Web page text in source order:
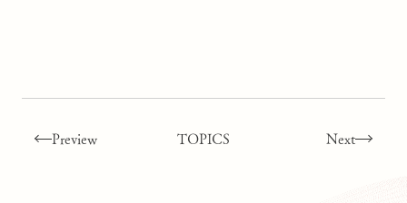
Preview TOPICS Next